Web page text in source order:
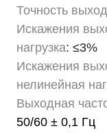
Точность
Искажения
нагрузка: ≤3%
Искажения
нелинейная
Выходная
50/60 ± 0,1 Гц